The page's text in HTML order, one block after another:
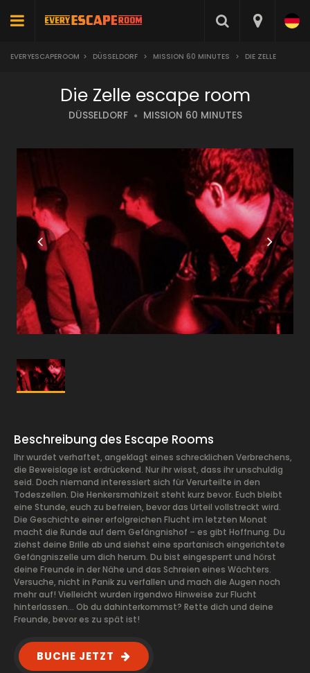
EVERYESCAPEROOM > DÜSSELDORF > MISSION 60 MINUTES > DIE ZELLE
Die Zelle escape room
DÜSSELDORF MISSION 60 MINUTES
Beschreibung des Escape Rooms
Ihr wurdet verhaftet, angeklagt eines schrecklichen Verbrechens,
die Beweislage ist erdrückend. Nur ihr wisst, dass ihr unschuldig
seid. Doch niemand interessiert sich für Verurteilte in den
Todeszellen. Die Henkersmahlzeit steht kurz bevor. Euch bleibt
eine Stunde, euch zu befreien, bevor das Urteil vollstreckt wird.
Die Geschichte einer erfolgreichen Flucht im letzten Monat
macht die Runde auf dem Gefängnishof – es gibt Hoffnung. Du
ziehst deine Brille ab und siehst eine spartanisch eingerichtete
Gefängniszelle um dich herum. Du bist eingesperrt und hörst
deine Freunde in der Nähe und das Schreien eines Wächters.
Versuche, nicht in Panik zu verfallen und mach die Augen noch
mehr auf! Vielleicht wurden irgendwo Hinweise zur Flucht
hinterlassen… Ob du dahinterkommst? Rette dich und deine
Freunde, bevor es zu spät ist!
BUCHE JETZT